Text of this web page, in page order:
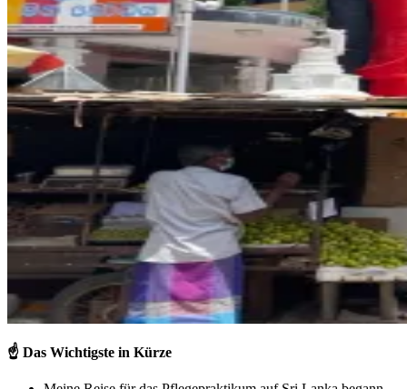
☝️ Das Wichtigste in Kürze